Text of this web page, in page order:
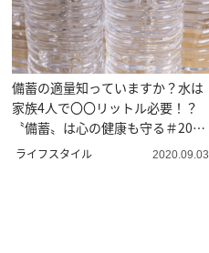
備蓄の適量知っていますか？水は
家族4人で〇〇リットル必要！？
〝備蓄〟は心の健康も守る＃2020
の防災Vol.3
ライフスタイル 2020.09.03